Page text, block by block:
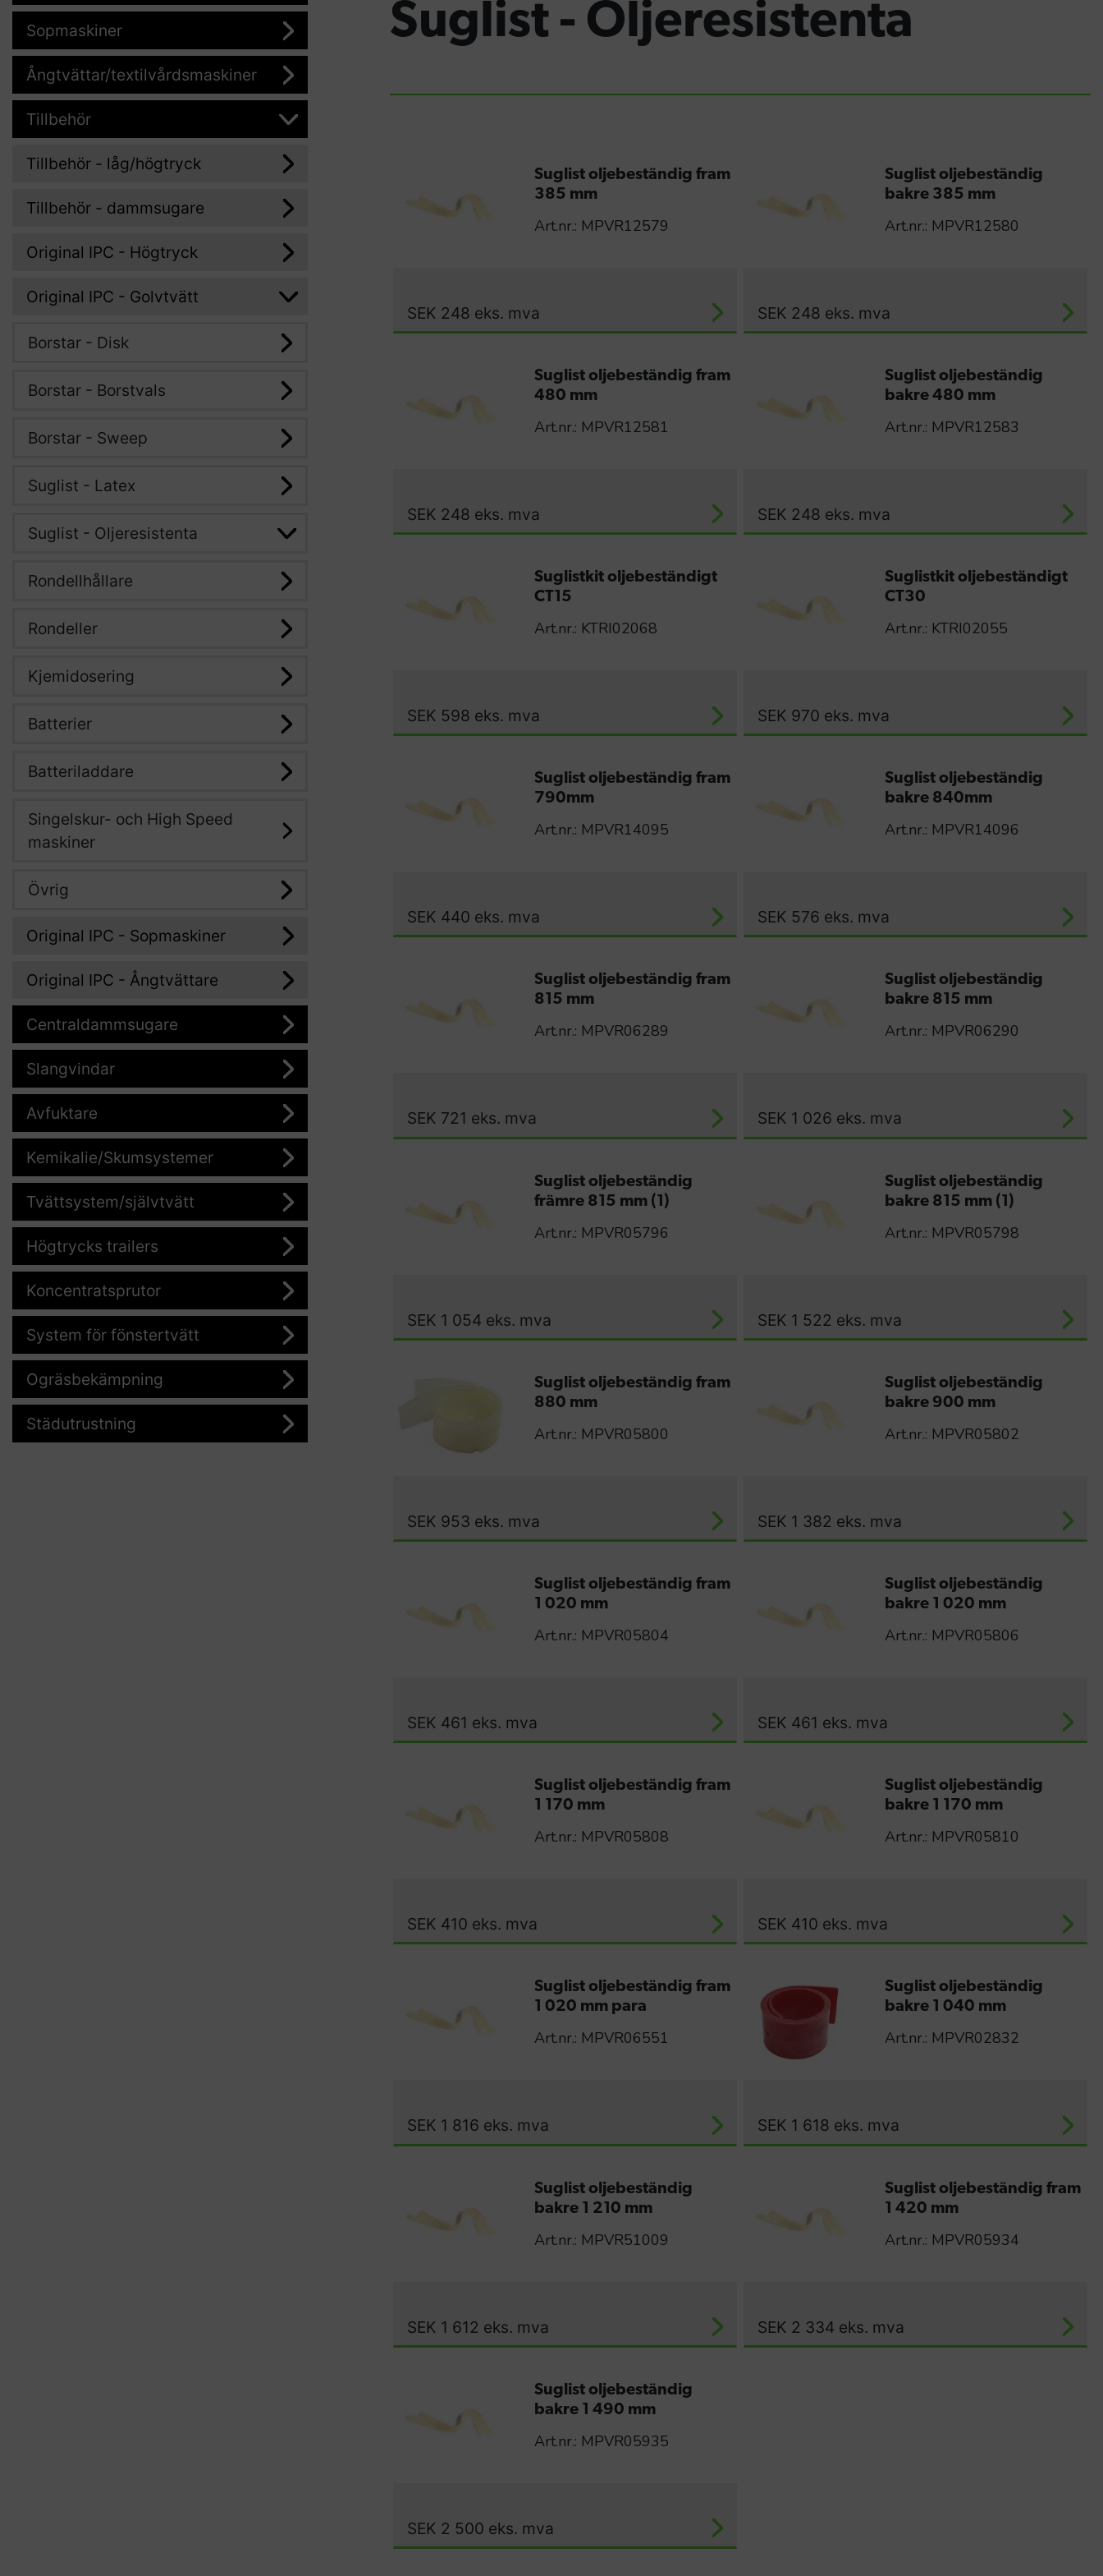
Sopmaskiner
Ångtvättar/textilvårdsmaskiner
Tillbehör
Tillbehör - låg/högtryck
Tillbehör - dammsugare
Original IPC - Högtryck
Original IPC - Golvtvätt
Borstar - Disk
Borstar - Borstvals
Borstar - Sweep
Suglist - Latex
Suglist - Oljeresistenta
Rondellhållare
Rondeller
Kjemidosering
Batterier
Batteriladdare
Singelskur- och High Speed
maskiner
Övrig
Original IPC - Sopmaskiner
Original IPC - Ångtvättare
Centraldammsugare
Slangvindar
Avfuktare
Kemikalie/Skumsystemer
Tvättsystem/självtvätt
Högtrycks trailers
Koncentratsprutor
System för fönstertvätt
Ogräsbekämpning
Städutrustning
Suglist - Oljeresistenta
Suglist oljebeständig fram
385 mm
Art.nr.: MPVR12579
SEK 248 eks. mva
Suglist oljebeständig
bakre 385 mm
Art.nr.: MPVR12580
SEK 248 eks. mva
Suglist oljebeständig fram
480 mm
Art.nr.: MPVR12581
SEK 248 eks. mva
Suglist oljebeständig
bakre 480 mm
Art.nr.: MPVR12583
SEK 248 eks. mva
Suglistkit oljebeständigt
CT15
Art.nr.: KTRI02068
SEK 598 eks. mva
Suglistkit oljebeständigt
CT30
Art.nr.: KTRI02055
SEK 970 eks. mva
Suglist oljebeständig fram
790mm
Art.nr.: MPVR14095
SEK 440 eks. mva
Suglist oljebeständig
bakre 840mm
Art.nr.: MPVR14096
SEK 576 eks. mva
Suglist oljebeständig fram
815 mm
Art.nr.: MPVR06289
SEK 721 eks. mva
Suglist oljebeständig
bakre 815 mm
Art.nr.: MPVR06290
SEK 1 026 eks. mva
Suglist oljebeständig
främre 815 mm (1)
Art.nr.: MPVR05796
SEK 1 054 eks. mva
Suglist oljebeständig
bakre 815 mm (1)
Art.nr.: MPVR05798
SEK 1 522 eks. mva
Suglist oljebeständig fram
880 mm
Art.nr.: MPVR05800
SEK 953 eks. mva
Suglist oljebeständig
bakre 900 mm
Art.nr.: MPVR05802
SEK 1 382 eks. mva
Suglist oljebeständig fram
1 020 mm
Art.nr.: MPVR05804
SEK 461 eks. mva
Suglist oljebeständig
bakre 1 020 mm
Art.nr.: MPVR05806
SEK 461 eks. mva
Suglist oljebeständig fram
1 170 mm
Art.nr.: MPVR05808
SEK 410 eks. mva
Suglist oljebeständig
bakre 1 170 mm
Art.nr.: MPVR05810
SEK 410 eks. mva
Suglist oljebeständig fram
1 020 mm para
Art.nr.: MPVR06551
SEK 1 816 eks. mva
Suglist oljebeständig
bakre 1 040 mm
Art.nr.: MPVR02832
SEK 1 618 eks. mva
Suglist oljebeständig
bakre 1 210 mm
Art.nr.: MPVR51009
SEK 1 612 eks. mva
Suglist oljebeständig fram
1 420 mm
Art.nr.: MPVR05934
SEK 2 334 eks. mva
Suglist oljebeständig
bakre 1 490 mm
Art.nr.: MPVR05935
SEK 2 500 eks. mva